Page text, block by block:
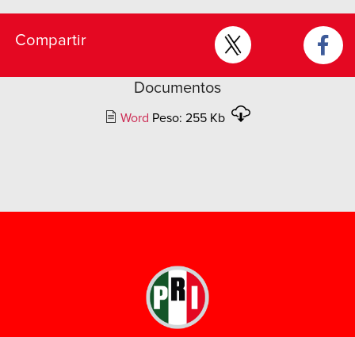
Compartir
Documentos
Word Peso: 255 Kb